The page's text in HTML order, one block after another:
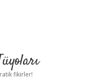
fikirler!